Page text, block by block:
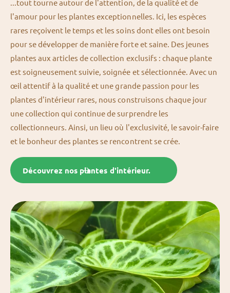
...tout tourne autour de l'attention, de la qualité et de
l'amour pour les plantes exceptionnelles. Ici, les espèces
rares reçoivent le temps et les soins dont elles ont besoin
pour se développer de manière forte et saine. Des jeunes
plantes aux articles de collection exclusifs : chaque plante
est soigneusement suivie, soignée et sélectionnée. Avec un
œil attentif à la qualité et une grande passion pour les
plantes d'intérieur rares, nous construisons chaque jour
une collection qui continue de surprendre les
collectionneurs. Ainsi, un lieu où l'exclusivité, le savoir-faire
et le bonheur des plantes se rencontrent se crée.
Découvrez nos plantes d'intérieur.